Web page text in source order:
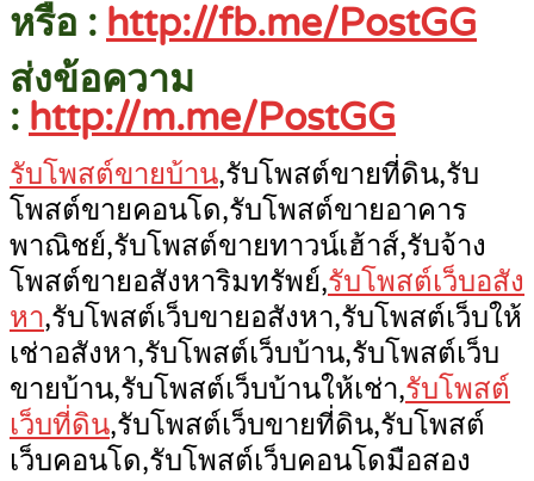
หรือ : http://fb.me/PostGG
ส่งข้อความ
: http://m.me/PostGG
รับโพสต์ขายบ้าน,รับโพสต์ขายที่ดิน,รับ
โพสต์ขายคอนโด,รับโพสต์ขายอาคาร
พาณิชย์,รับโพสต์ขายทาวน์เฮ้าส์,รับจ้าง
โพสต์ขายอสังหาริมทรัพย์,รับโพสต์เว็บอสัง
หา,รับโพสต์เว็บขายอสังหา,รับโพสต์เว็บให้
เช่าอสังหา,รับโพสต์เว็บบ้าน,รับโพสต์เว็บ
ขายบ้าน,รับโพสต์เว็บบ้านให้เช่า,รับโพสต์
เว็บที่ดิน,รับโพสต์เว็บขายที่ดิน,รับโพสต์
เว็บคอนโด,รับโพสต์เว็บคอนโดมือสอง